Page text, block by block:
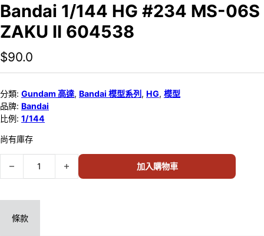
Bandai 1/144 HG #234 MS-06S
ZAKU II 604538
$90.0
分類: Gundam 高達, Bandai 模型系列 , HG, 模型
品牌: Bandai
比例: 1/144
尚有庫存
Bandai 1/144 HG #234 MS-06S ZAKU II 604538 數量
加入購物車
條款